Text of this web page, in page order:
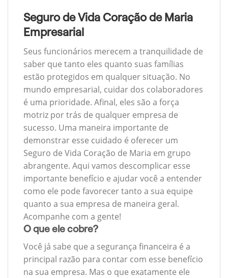
Seguro de Vida Coração de Maria
Empresarial
Seus funcionários merecem a tranquilidade de
saber que tanto eles quanto suas famílias
estão protegidos em qualquer situação. No
mundo empresarial, cuidar dos colaboradores
é uma prioridade. Afinal, eles são a força
motriz por trás de qualquer empresa de
sucesso. Uma maneira importante de
demonstrar esse cuidado é oferecer um
Seguro de Vida Coração de Maria em grupo
abrangente. Aqui vamos descomplicar esse
importante benefício e ajudar você a entender
como ele pode favorecer tanto a sua equipe
quanto a sua empresa de maneira geral.
Acompanhe com a gente!
O que ele cobre?
Você já sabe que a segurança financeira é a
principal razão para contar com esse benefício
na sua empresa. Mas o que exatamente ele